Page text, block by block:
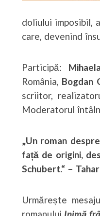
doliului imposibil,
care, devenind
Participă:
România, Bogdan
scriitor,
Moderatorul
„Un roman
față de origini,
Schubert.“ –
Urmărește
romanului Inimă